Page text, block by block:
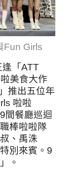
Fun Girls
逢「ATT
美食大作
推出五位年
啦啦
間餐廳巡迴
棒啦啦隊
、禹洙
別來賓。9
。